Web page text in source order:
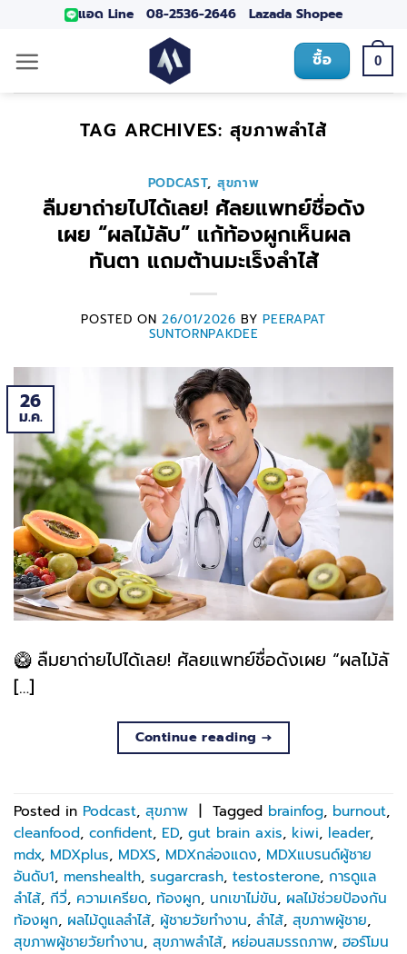
แอด Line 08-2536-2646 Lazada Shopee
ซื้อ 0
TAG ARCHIVES:สุขภาพลำไส้
PODCAST, สุขภาพ
ลืมยาถ่ายไปได้เลย! ศัลยแพทย์ชื่อดัง
เผย “ผลไม้ลับ” แก้ท้องผูกเห็นผล
ทันตา แถมต้านมะเร็งลำไส้
POSTED ON 26/01/2026 BYPEERAPAT
SUNTORNPAKDEE
26
ม.ค.
🥝 ลืมยาถ่ายไปได้เลย! ศัลยแพทย์ชื่อดังเผย “ผลไม้ลั
[…]
Continue reading →
Posted in Podcast, สุขภาพ | Tagged brainfog, burnout,
cleanfood, confident, ED, gut brain axis, kiwi, leader,
mdx, MDXplus, MDXS, MDXกล่องแดง, MDXแบรนด์ผู้ชาย
อันดับ1, menshealth, sugarcrash, testosterone, การดูแล
ลำไส้, กีวี่, ความเครียด, ท้องผูก, นกเขาไม่ขัน, ผลไม้ช่วยป้องกัน
ท้องผูก, ผลไม้ดูแลลำไส้, ผู้ชายวัยทำงาน, ลำไส้, สุขภาพผู้ชาย,
สุขภาพผู้ชายวัยทำงาน, สุขภาพลำไส้, หย่อนสมรรถภาพ, ฮอร์โมน